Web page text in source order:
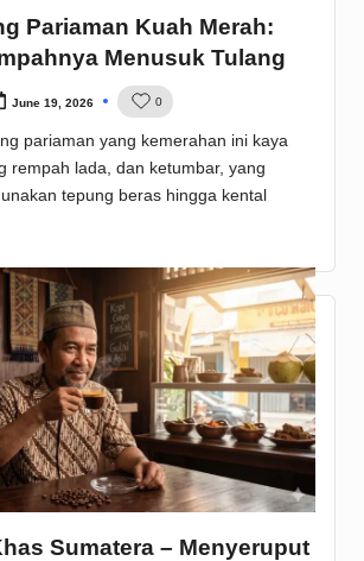
Pariaman Kuah Merah:
Menusuk Tulang
June 19, 2026 0
pariaman yang kemerahan ini kaya
rempah lada, dan ketumbar, yang
tepung beras hingga kental
Sumatera – Menyeruput